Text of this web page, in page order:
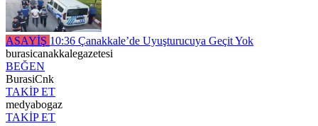
ASAYİŞ 10:36 Çanakkale’de Uyuşturucuya Geçit Yok
burasicanakkalegazetesi
BEĞEN
BurasiCnk
TAKİP ET
medyabogaz
TAKİP ET